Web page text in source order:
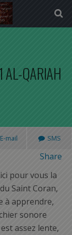
AL-QARIAH
E-mail SMS
Share
pour vous la
du Saint Coran,
à apprendre,
sonore
assez lente,